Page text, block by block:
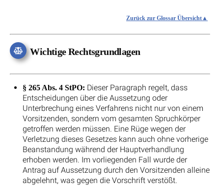
Zurück zur Glossar Übersicht
Wichtige Rechtsgrundlagen
§ 265 Abs. 4 StPO: Dieser Paragraph regelt, dass
Entscheidungen über die Aussetzung oder
Unterbrechung eines Verfahrens nicht nur von einem
Vorsitzenden, sondern vom gesamten Spruchkörper
getroffen werden müssen. Eine Rüge wegen der
Verletzung dieses Gesetzes kann auch ohne vorherige
Beanstandung während der Hauptverhandlung
erhoben werden. Im vorliegenden Fall wurde der
Antrag auf Aussetzung durch den Vorsitzenden alleine
abgelehnt, was gegen die Vorschrift verstößt.